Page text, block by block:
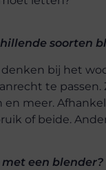
soorten
bij het
te
meer.
of beide.
een blender?